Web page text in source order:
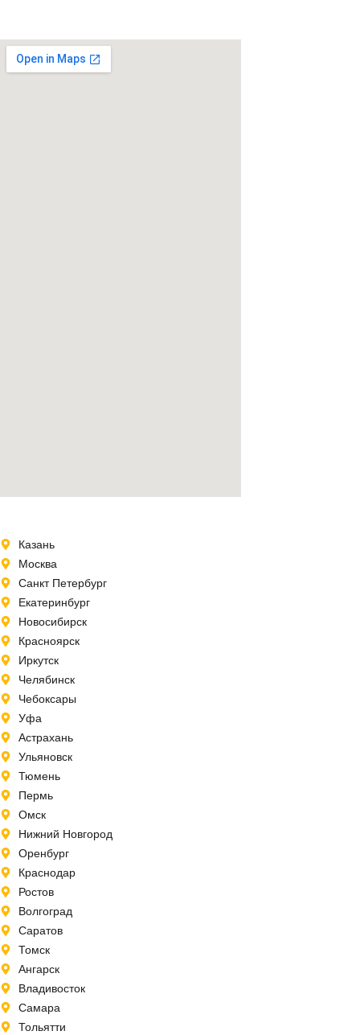
Казань
Москва
Санкт Петербург
Екатеринбург
Новосибирск
Красноярск
Иркутск
Челябинск
Чебоксары
Уфа
Астрахань
Ульяновск
Тюмень
Пермь
Омск
Нижний Новгород
Оренбург
Краснодар
Ростов
Волгоград
Саратов
Томск
Ангарск
Владивосток
Самара
Тольятти